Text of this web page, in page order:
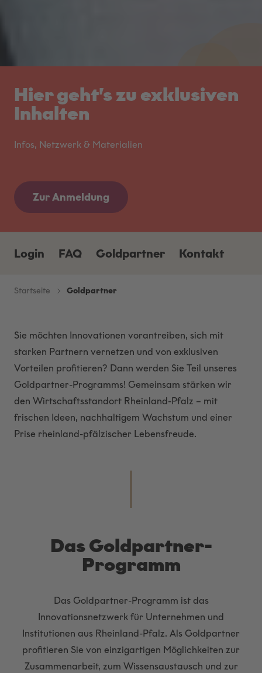
Hier geht’s zu exklusiven
Inhalten
Infos, Netzwerk & Materialien
Zur Anmeldung
Login FAQ Goldpartner Kontakt
Startseite Goldpartner
Sie möchten Innovationen vorantreiben, sich mit
starken Partnern vernetzen und von exklusiven
Vorteilen profitieren? Dann werden Sie Teil unseres
Goldpartner-Programms! Gemeinsam stärken wir
den Wirtschaftsstandort Rheinland-Pfalz – mit
frischen Ideen, nachhaltigem Wachstum und einer
Prise rheinland-pfälzischer Lebensfreude.
Das Goldpartner-
Programm
Das Goldpartner-Programm ist das
Innovationsnetzwerk für Unternehmen und
Institutionen aus Rheinland-Pfalz. Als Goldpartner
profitieren Sie von einzigartigen Möglichkeiten zur
Zusammenarbeit, zum Wissensaustausch und zur